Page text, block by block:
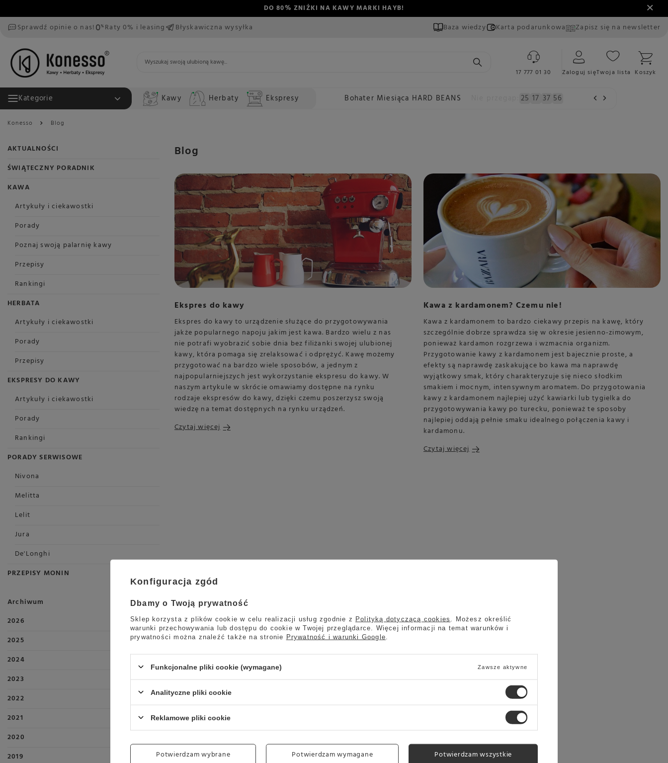
DO 80% ZNIŻKI NA KAWY MARKI HAYB!
Sprawdź opinie o nas!
Raty 0% i leasing Błyskawiczna wysyłka Baza wiedzy Karta podarunkowa Zapisz się na newsletter
17 777 01 30 Zaloguj sięTwoja lista Koszyk
Kategorie Kawy Herbaty Ekspresy Bohater Miesiąca HARD BEANS 25 17 37 56
Konesso Blog
AKTUALNOŚCI
ŚWIĄTECZNY PORADNIK
KAWA
Artykuły i ciekawostki
Porady
Poznaj swoją palarnię kawy
Przepisy
Rankingi
HERBATA
Artykuły i ciekawostki
Porady
Przepisy
EKSPRESY DO KAWY
Artykuły i ciekawostki
Porady
Rankingi
PORADY SERWISOWE
Nivona
Melitta
Lelit
Jura
De'Longhi
PRZEPISY MONIN
Archiwum
2026
2025
2024
2023
2022
2021
2020
2019
Blog
Ekspres do kawy
Ekspres do kawy to urządzenie służące do przygotowywania
jakże popularnego napoju jakim jest kawa. Bardzo wielu z nas
nie potrafi wyobrazić sobie dnia bez filiżanki swojej ulubionej
kawy, która pomaga się zrelaksować i odprężyć. Kawę możemy
przygotować na bardzo wiele sposobów, a jednym z
najpopularniejszych jest wykorzystanie ekspresu do kawy. W
naszym artykule w skrócie omawiamy dostępne na rynku
rodzaje ekspresów do kawy, dzięki czemu poszerzysz swoją
wiedzę na temat dostępnych na rynku urządzeń.
Czytaj więcej
Kawa z kardamonem? Czemu nie!
Kawa z kardamonem to bardzo ciekawy przepis na kawę, który
szczególnie dobrze sprawdza się w okresie jesienno-zimowym,
ponieważ kardamon rozgrzewa i wzmacnia organizm.
Przygotowanie kawy z kardamonem jest bajecznie proste, a
efekty są naprawdę zaskakujące bo kawa ma naprawdę
wyjątkowy smak, który charakteryzuje się nieco słodkim
smakiem i mocnym, intensywnym aromatem. Do przygotowania
kawy z kardamonem najlepiej użyć kawiarki lub tygielka do
przygotowywania kawy po turecku, ponieważ te sposoby
najlepiej oddają pełnie smaku idealnego połączenia kawy i
kardamonu.
Czytaj więcej
Konfiguracja zgód
Dbamy o Twoją prywatność
Sklep korzysta z plików cookie w celu realizacji usług zgodnie z Polityką dotyczącą cookies
. Możesz określić
warunki przechowywania lub dostępu do cookie w Twojej przeglądarce. Więcej informacji na temat warunków i
prywatności można znaleźć także na stronie Prywatność i warunki Google
Funkcjonalne pliki cookie (wymagane) Zawsze aktywne
Analityczne pliki cookie
Reklamowe pliki cookie
Potwierdzam wybrane Potwierdzam wymagane Potwierdzam wszystkie